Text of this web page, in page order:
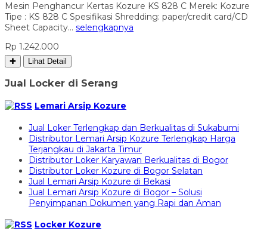
Mesin Penghancur Kertas Kozure KS 828 C Merek: Kozure
Tipe : KS 828 C Spesifikasi Shredding: paper/credit card/CD
Sheet Capacity… selengkapnya
Rp 1.242.000
✚ Lihat Detail
Jual Locker di Serang
Lemari Arsip Kozure
Jual Loker Terlengkap dan Berkualitas di Sukabumi
Distributor Lemari Arsip Kozure Terlengkap Harga
Terjangkau di Jakarta Timur
Distributor Loker Karyawan Berkualitas di Bogor
Distributor Loker Kozure di Bogor Selatan
Jual Lemari Arsip Kozure di Bekasi
Jual Lemari Arsip Kozure di Bogor – Solusi
Penyimpanan Dokumen yang Rapi dan Aman
Locker Kozure